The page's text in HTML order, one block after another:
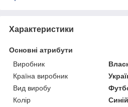
Характеристики
Основні атрибути
Виробник
Країна виробник
Вид виробу
Колір
Синій